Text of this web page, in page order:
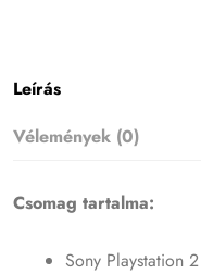
Leírás
Vélemények (0)
Csomag tartalma:
Sony Playstation